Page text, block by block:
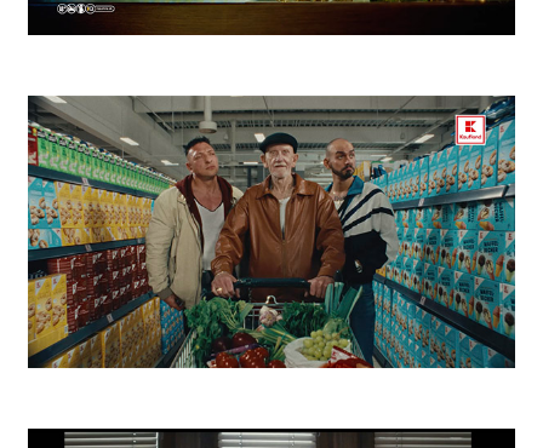
Zlatý Bažant Aký Bol
Kaufland Žreby